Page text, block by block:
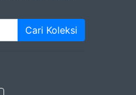
Cari Koleksi